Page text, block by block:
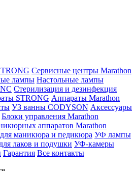
Сервисные центры Marathon
лампы Настольные лампы
Стерилизация и дезинфекция
STRONG Аппараты Marathon
УЗ ванны CODYSON Аксессуары
Блоки управления Marathon
аппаратов Marathon
маникюра и педикюра УФ лампы
лаков и подушки УФ-камеры
Гарантия Все контакты